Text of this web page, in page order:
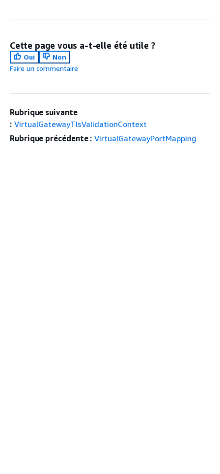
Cette page vous a-t-elle été utile ?
Oui
Non
Faire un commentaire
Rubrique suivante
: VirtualGatewayTlsValidationContext
Rubrique précédente : VirtualGatewayPortMapping